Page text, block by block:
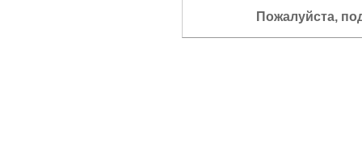
Пожалуйста,